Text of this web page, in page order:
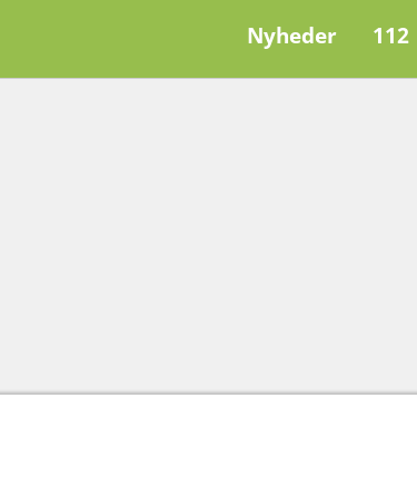
Nyheder 112